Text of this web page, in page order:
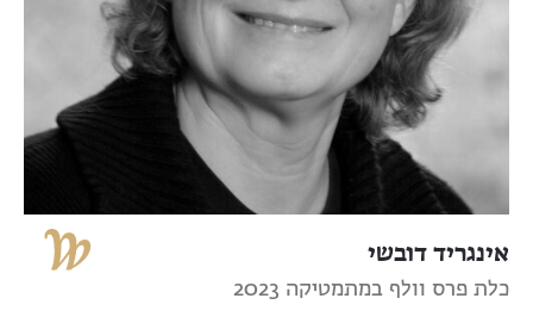
אינגריד דובשי
כלת פרס וולף במתמטיקה 2023